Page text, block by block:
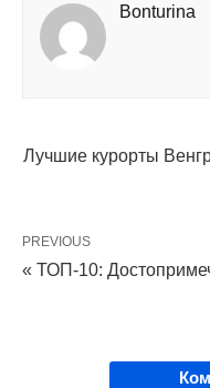
Bonturina
Лучшие курорты
PREVIOUS
« ТОП-10: